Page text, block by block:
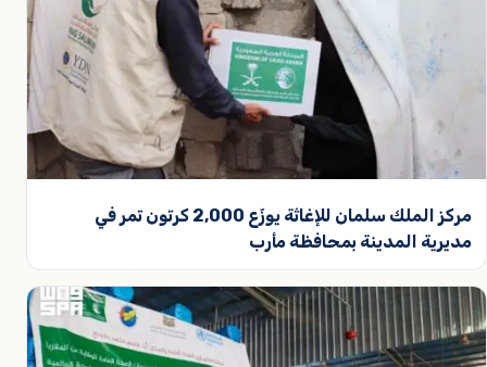
مركز الملك سلمان للإغاثة يوزّع 2,000 كرتون تمر في
مديرية المدينة بمحافظة مأرب